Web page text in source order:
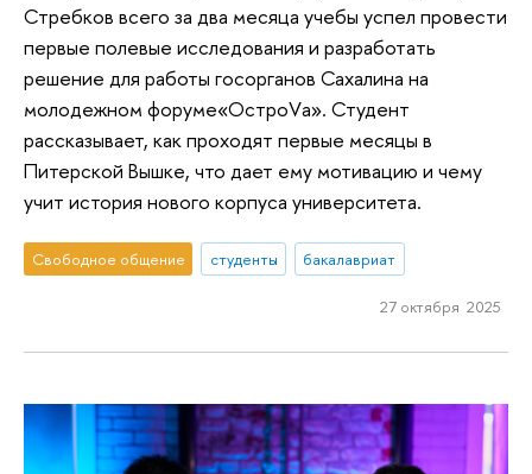
Стребков всего за два месяца учебы успел провести
первые полевые исследования и разработать
решение для работы госорганов Сахалина на
молодежном форуме«ОстроVа». Студент
рассказывает, как проходят первые месяцы в
Питерской Вышке, что дает ему мотивацию и чему
учит история нового корпуса университета.
Свободное общение студенты бакалавриат
27 октября 2025